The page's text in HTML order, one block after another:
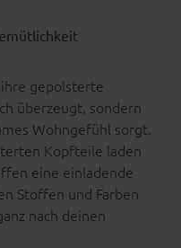
gepolsterte
überzeugt, sondern
Wohngefühl sorgt.
Kopfteile laden
eine einladende
Stoffen und Farben
nach deinen